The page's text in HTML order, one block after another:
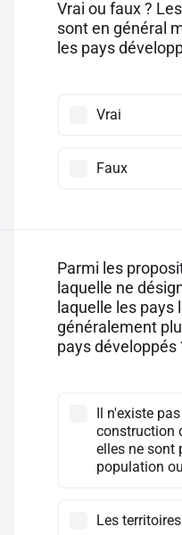
Vrai ou faux ?
sont en général
les pays
Vrai
Faux
Parmi les
laquelle ne
laquelle les
généralement
pays développés
Il n'existe
construction
elles ne sont
population
Les